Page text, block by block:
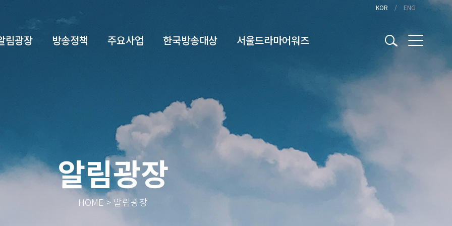
KOR ENG
림광장 방송정책 주요사업 한국방송대상 서울드라마어워즈
알림광장
HOME > 알림광장